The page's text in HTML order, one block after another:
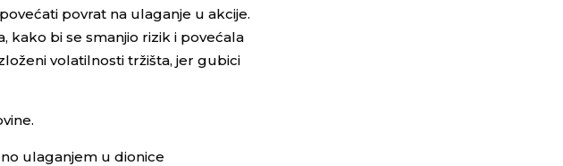
povrat na ulaganje u akcije.
kako bi se smanjio rizik i povećala
volatilnosti tržišta, jer gubici
ulaganjem u dionice